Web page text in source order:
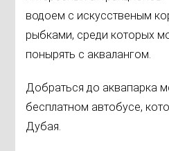
водоем с искусственым
рыбками, среди которых
понырять с аквалангом.
Добраться до аквапарка
бесплатном автобусе,
Дубая.